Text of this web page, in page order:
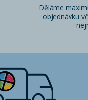
Děláme
objednávku